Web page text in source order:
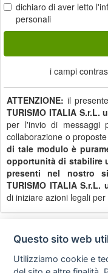
dichiaro di aver letto
personali
i campi
ATTENZIONE: il
TURISMO ITALIA S.r.L.
per l'invio di messaggi
collaborazione o
di tale modulo è
opportunità di stabilire
presenti nel nostro
TURISMO ITALIA S.r.L.
di iniziare azioni legali
Privacy
policy
Questo sito web
Utilizziamo cookie e